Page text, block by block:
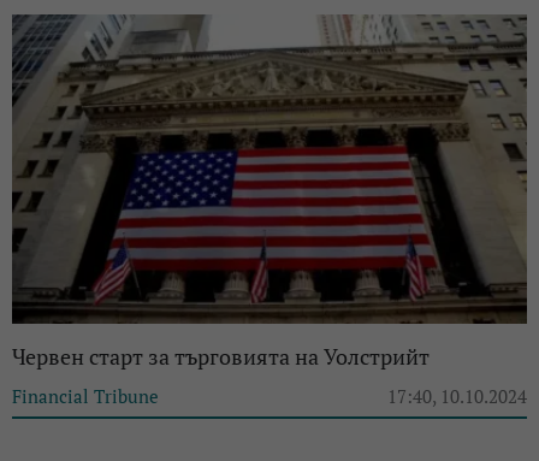
Червен старт за търговията на Уолстрийт
Financial Tribune 17:40, 10.10.2024